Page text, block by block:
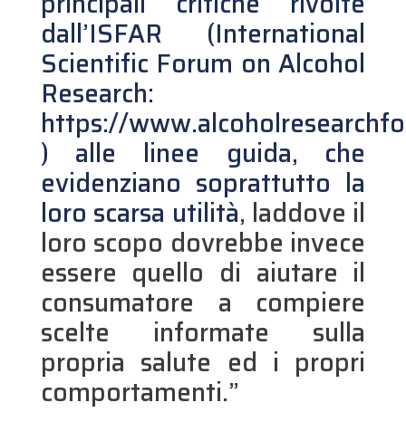
dall’ISFAR (International
Scientific Forum on Alcohol
Research:
https://
) alle linee guida, che
evidenziano soprattutto la
loro scarsa utilità, laddove il
loro scopo dovrebbe invece
essere quello di aiutare il
consumatore a compiere
scelte informate sulla
propria salute ed i propri
comportamenti.”